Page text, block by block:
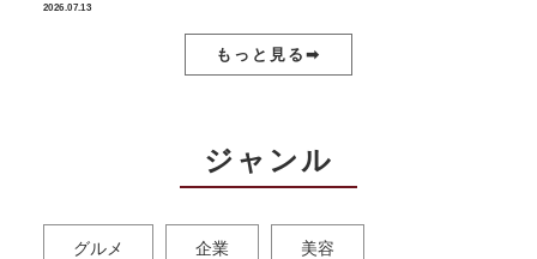
2026.07.13
もっと見る➡︎
ジャンル
グルメ 企業 美容